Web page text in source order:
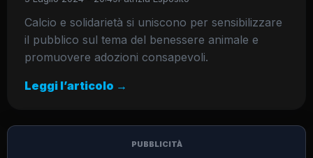
Calcio e solidarietà si uniscono per sensibilizzare
il pubblico sul tema del benessere animale e
promuovere adozioni consapevoli.
Leggi l’articolo →
PUBBLICITÀ